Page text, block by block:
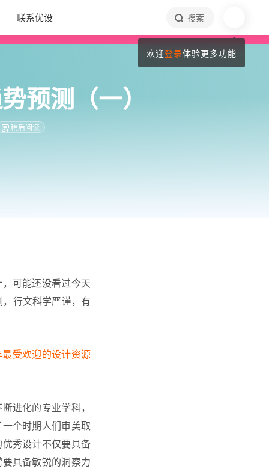
联系优设 搜索
预测（一）
稍后阅读
可能还没看过今天
行文科学严谨，有
最受欢迎的设计资源
进化的专业学科，
个时期人们审美取
秀设计不仅要具备
具备敏锐的洞察力
欢迎登录体验更多功能